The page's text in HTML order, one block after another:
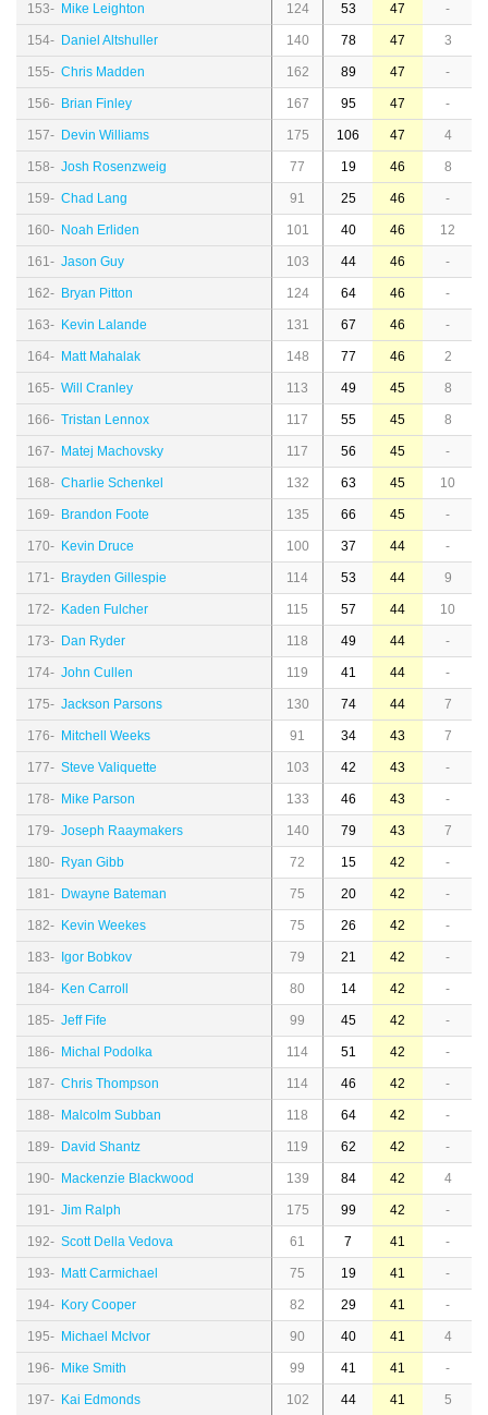
153- Mike Leighton 124 53 47 -
154- Daniel Altshuller 140 78 47 3
155- Chris Madden 162 89 47 -
156- Brian Finley 167 95 47 -
157- Devin Williams 175 106 47 4
158- Josh Rosenzweig 77 19 46 8
159- Chad Lang 91 25 46 -
160- Noah Erliden 101 40 46 12
161- Jason Guy 103 44 46 -
162- Bryan Pitton 124 64 46 -
163- Kevin Lalande 131 67 46 -
164- Matt Mahalak 148 77 46 2
165- Will Cranley 113 49 45 8
166- Tristan Lennox 117 55 45 8
167- Matej Machovsky 117 56 45 -
168- Charlie Schenkel 132 63 45 10
169- Brandon Foote 135 66 45 -
170- Kevin Druce 100 37 44 -
171- Brayden Gillespie 114 53 44 9
172- Kaden Fulcher 115 57 44 10
173- Dan Ryder 118 49 44 -
174- John Cullen 119 41 44 -
175- Jackson Parsons 130 74 44 7
176- Mitchell Weeks 91 34 43 7
177- Steve Valiquette 103 42 43 -
178- Mike Parson 133 46 43 -
179- Joseph Raaymakers 140 79 43 7
180- Ryan Gibb 72 15 42 -
181- Dwayne Bateman 75 20 42 -
182- Kevin Weekes 75 26 42 -
183- Igor Bobkov 79 21 42 -
184- Ken Carroll 80 14 42 -
185- Jeff Fife 99 45 42 -
186- Michal Podolka 114 51 42 -
187- Chris Thompson 114 46 42 -
188- Malcolm Subban 118 64 42 -
189- David Shantz 119 62 42 -
190- Mackenzie Blackwood 139 84 42 4
191- Jim Ralph 175 99 42 -
192- Scott Della Vedova 61 7 41 -
193- Matt Carmichael 75 19 41 -
194- Kory Cooper 82 29 41 -
195- Michael McIvor 90 40 41 4
196- Mike Smith 99 41 41 -
197- Kai Edmonds 102 44 41 5